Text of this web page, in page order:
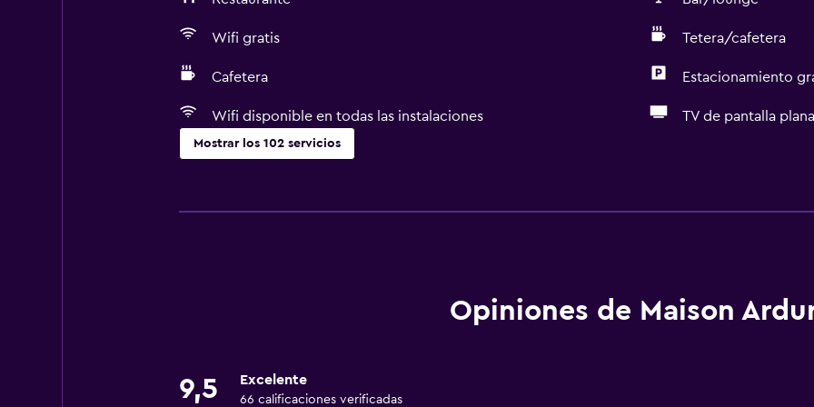
Wifi gratis Tetera/cafetera
Cafetera Estacionamiento
Wifi disponible en todas las instalaciones TV de pantalla plana
Mostrar los 102 servicios
Copas
Bar/lounge
Wifi disponible en todas
Extinguidor
Opiniones de Maison
9,5 Excelente
66 calificaciones verificadas